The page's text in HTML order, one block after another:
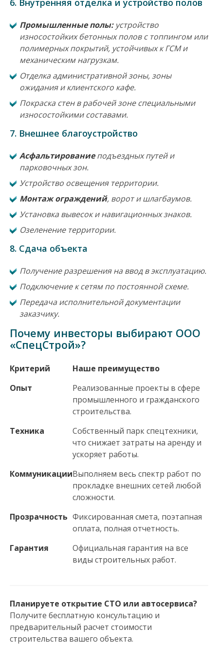
Промышленные полы:устройство
износостойких бетонных полов с топпингом или
полимерных покрытий, устойчивых к ГСМ и
механическим нагрузкам.
Отделка административной зоны, зоны
ожидания и клиентского кафе.
Покраска стен в рабочей зоне специальными
износостойкими составами.
7. Внешнее благоустройство
Асфальтированиеподъездных путей и
парковочных зон.
Устройство освещения территории.
Монтаж ограждений, ворот и шлагбаумов.
Установка вывесок и навигационных знаков.
Озеленение территории.
8. Сдача объекта
Получение разрешения на ввод в эксплуатацию.
Подключение к сетям по постоянной схеме.
Передача исполнительной документации
заказчику.
Почему инвесторы выбирают ООО
«СпецСтрой»?
Критерий
Наше преимущество
Опыт
Реализованные проекты в сфере
промышленного и гражданского
строительства.
Техника
Собственный парк спецтехники,
что снижает затраты на аренду и
ускоряет работы.
КоммуникацииВыполняем весь спектр работ по
прокладке внешних сетей любой
сложности.
Прозрачность Фиксированная смета, поэтапная
оплата, полная отчетность.
Гарантия
Официальная гарантия на все
виды строительных работ.
Планируете открытие СТО или автосервиса?
Получите бесплатную консультацию и
предварительный расчет стоимости
строительства вашего объекта.